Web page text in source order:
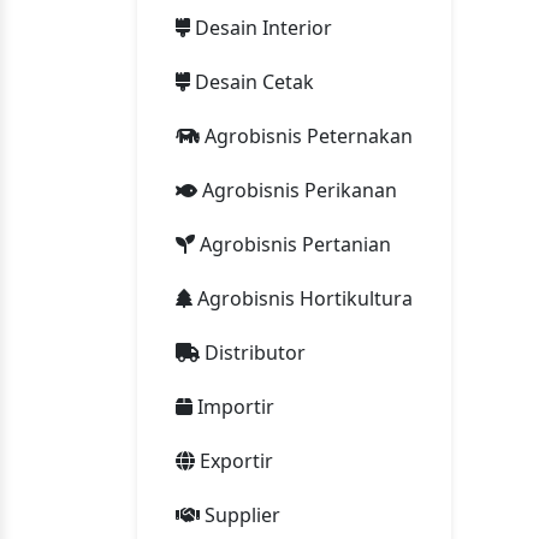
Desain Interior
Desain Cetak
Agrobisnis Peternakan
Agrobisnis Perikanan
Agrobisnis Pertanian
Agrobisnis Hortikultura
Distributor
Importir
Exportir
Supplier